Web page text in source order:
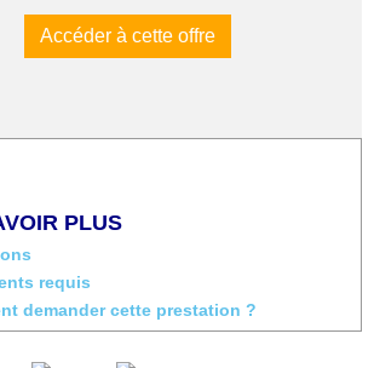
Accéder à cette offre
PLUS
requis
demander cette prestation ?